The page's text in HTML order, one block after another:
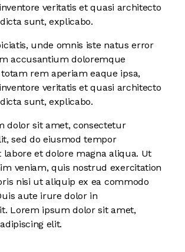
veritatis et quasi architecto
sunt, explicabo.
unde omnis iste natus error
accusantium doloremque
rem aperiam eaque ipsa,
veritatis et quasi architecto
sunt, explicabo.
dolor sit amet, consectetur
sed do eiusmod tempor
et dolore magna aliqua. Ut
veniam, quis nostrud exercitation
nisi ut aliquip ex ea commodo
aute irure dolor in
Lorem ipsum dolor sit amet,
elit.